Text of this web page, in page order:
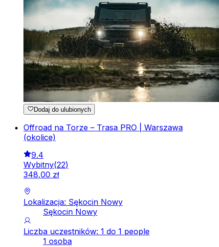
Dodaj do ulubionych
Offroad na Torze – Trasa PRO | Warszawa
(okolice)
9.4
Wybitny(22)
348,00 zł
Lokalizacja: Sękocin Nowy
Sękocin Nowy
Liczba uczestników: 1 do 1 people
1 osoba